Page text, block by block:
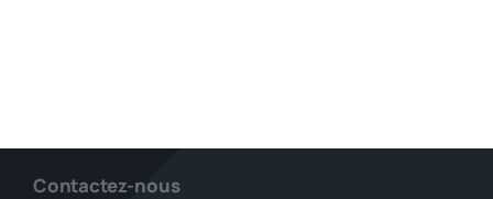
Contactez-nous